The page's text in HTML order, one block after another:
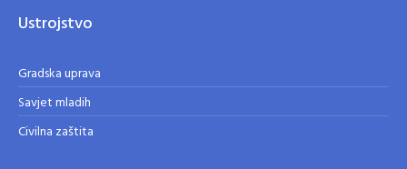
Ustrojstvo
Gradska uprava
Savjet mladih
Civilna zaštita